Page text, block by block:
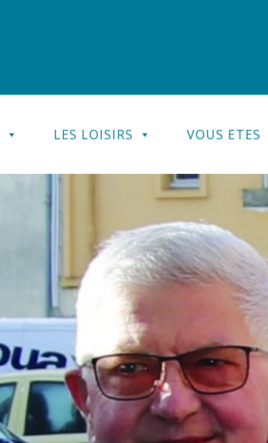
LES LOISIRS VOUS ETES